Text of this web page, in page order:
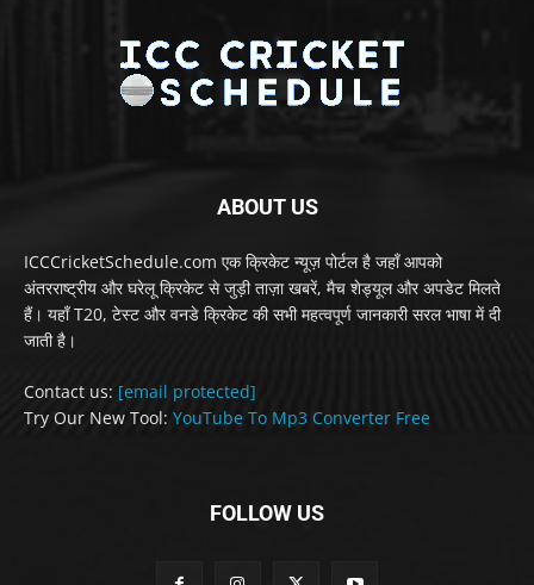
ABOUT US
ICCCricketSchedule.com एक क्रिकेट न्यूज़ पोर्टल है जहाँ आपको
अंतरराष्ट्रीय और घरेलू क्रिकेट से जुड़ी ताज़ा खबरें, मैच शेड्यूल और अपडेट मिलते
हैं। यहाँ T20, टेस्ट और वनडे क्रिकेट की सभी महत्वपूर्ण जानकारी सरल भाषा में दी
जाती है।
Contact us: [email protected]
Try Our New Tool: YouTube To Mp3 Converter Free
FOLLOW US